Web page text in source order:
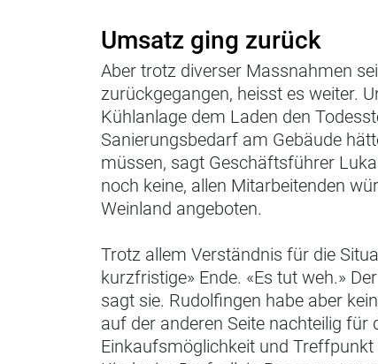
Umsatz ging zurück
Aber trotz diverser Massnahmen
zurückgegangen, heisst es weiter.
Kühlanlage dem Laden den
Sanierungsbedarf am Gebäude
müssen, sagt Geschäftsführer
noch keine, allen Mitarbeitenden
Weinland angeboten.
Trotz allem Verständnis für die
kurzfristige» Ende. «Es tut weh.»
sagt sie. Rudol­fingen habe aber
auf der anderen Seite nachteilig für
Einkaufsmöglichkeit und